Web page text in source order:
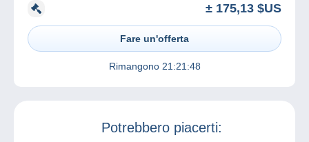
± 175,13 $US
Fare un'offerta
Rimangono 21:21:48
Potrebbero piacerti: